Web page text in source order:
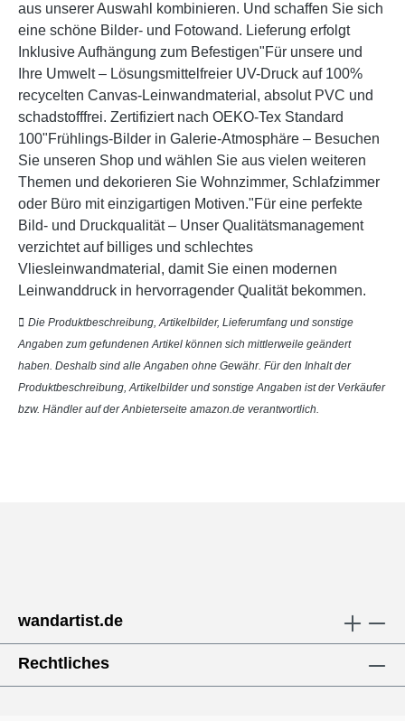
aus unserer Auswahl kombinieren. Und schaffen Sie sich
eine schöne Bilder- und Fotowand. Lieferung erfolgt
Inklusive Aufhängung zum Befestigen"Für unsere und
Ihre Umwelt – Lösungsmittelfreier UV-Druck auf 100%
recycelten Canvas-Leinwandmaterial, absolut PVC und
schadstofffrei. Zertifiziert nach OEKO-Tex Standard
100"Frühlings-Bilder in Galerie-Atmosphäre – Besuchen
Sie unseren Shop und wählen Sie aus vielen weiteren
Themen und dekorieren Sie Wohnzimmer, Schlafzimmer
oder Büro mit einzigartigen Motiven."Für eine perfekte
Bild- und Druckqualität – Unser Qualitätsmanagement
verzichtet auf billiges und schlechtes
Vliesleinwandmaterial, damit Sie einen modernen
Leinwanddruck in hervorragender Qualität bekommen.
Die Produktbeschreibung, Artikelbilder, Lieferumfang und sonstige
Angaben zum gefundenen Artikel können sich mittlerweile geändert
haben. Deshalb sind alle Angaben ohne Gewähr. Für den Inhalt der
Produktbeschreibung, Artikelbilder und sonstige Angaben ist der Verkäufer
bzw. Händler auf der Anbieterseite amazon.de verantwortlich.
wandartist.de
Rechtliches